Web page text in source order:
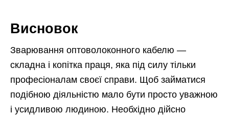
Висновок
Зварювання оптоволоконного кабелю —
складна і копітка праця, яка під силу тільки
професіоналам своєї справи. Щоб займатися
подібною діяльністю мало бути просто уважною
і усидливою людиною. Необхідно дійсно